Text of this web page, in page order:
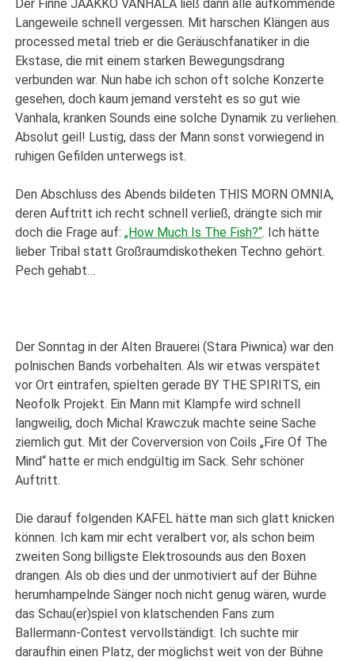
Der Finne JAAKKO VANHALA ließ dann alle aufkommende
Langeweile schnell vergessen. Mit harschen Klängen aus
processed metal trieb er die Geräuschfanatiker in die
Ekstase, die mit einem starken Bewegungsdrang
verbunden war. Nun habe ich schon oft solche Konzerte
gesehen, doch kaum jemand versteht es so gut wie
Vanhala, kranken Sounds eine solche Dynamik zu verliehen.
Absolut geil! Lustig, dass der Mann sonst vorwiegend in
ruhigen Gefilden unterwegs ist.
Den Abschluss des Abends bildeten THIS MORN OMNIA,
deren Auftritt ich recht schnell verließ, drängte sich mir
doch die Frage auf:„How Much Is The Fish?“. Ich hätte
lieber Tribal statt Großraumdiskotheken Techno gehört.
Pech gehabt…
Der Sonntag in der Alten Brauerei (Stara Piwnica) war den
polnischen Bands vorbehalten. Als wir etwas verspätet
vor Ort eintrafen, spielten gerade BY THE SPIRITS, ein
Neofolk Projekt. Ein Mann mit Klampfe wird schnell
langweilig, doch Michal Krawczuk machte seine Sache
ziemlich gut. Mit der Coverversion von Coils „Fire Of The
Mind“ hatte er mich endgültig im Sack. Sehr schöner
Auftritt.
Die darauf folgenden KAFEL hätte man sich glatt knicken
können. Ich kam mir echt veralbert vor, als schon beim
zweiten Song billigste Elektrosounds aus den Boxen
drangen. Als ob dies und der unmotiviert auf der Bühne
herumhampelnde Sänger noch nicht genug wären, wurde
das Schau(er)spiel von klatschenden Fans zum
Ballermann-Contest vervollständigt. Ich suchte mir
daraufhin einen Platz, der möglichst weit von der Bühne